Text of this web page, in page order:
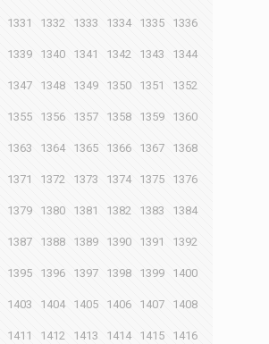
1331 1332 1333 1334 1335 1336
1339 1340 1341 1342 1343 1344
1347 1348 1349 1350 1351 1352
1355 1356 1357 1358 1359 1360
1363 1364 1365 1366 1367 1368
1371 1372 1373 1374 1375 1376
1379 1380 1381 1382 1383 1384
1387 1388 1389 1390 1391 1392
1395 1396 1397 1398 1399 1400
1403 1404 1405 1406 1407 1408
1411 1412 1413 1414 1415 1416